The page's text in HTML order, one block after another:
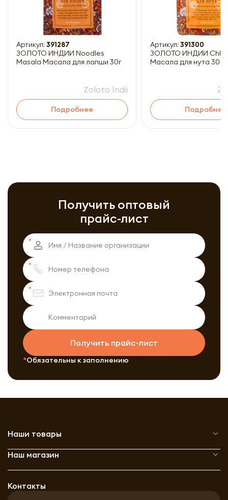
Артикул: 391287
ЗОЛОТО ИНДИИ Noodles
Masala Масала для лапши 30г
Zoloto Indii
Подробнее
Артикул: 391300
ЗОЛОТО ИНДИИ Chhole Masala
Масала для нута 30г
Подробнее
Получить оптовый
прайс-лист
Получить прайс-лист
Обязательны к заполнению
Наши товары
Наш магазин
Контакты